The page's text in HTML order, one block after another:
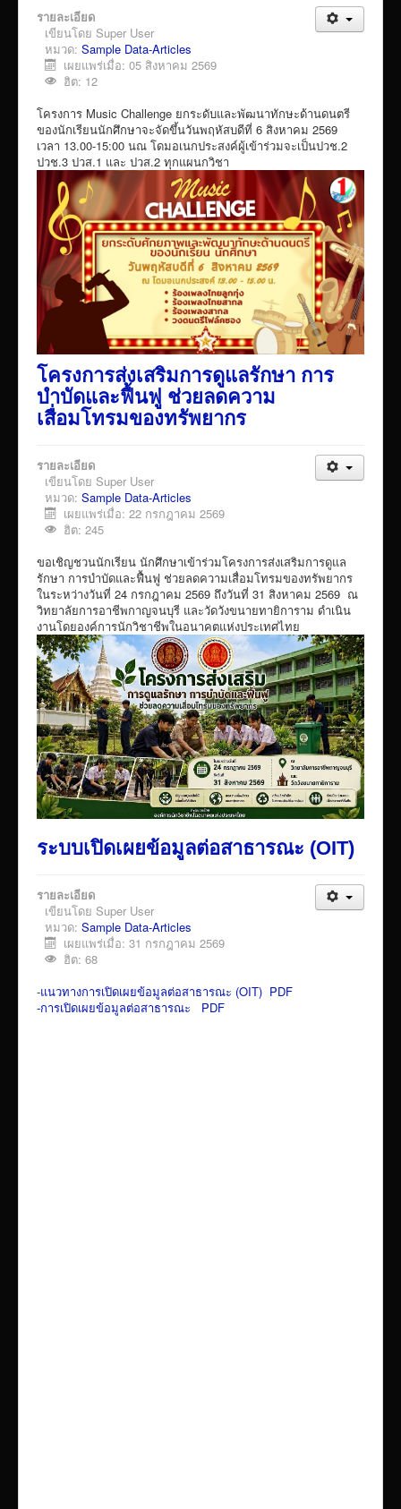
รายละเอียด
เขียนโดย Super User
หมวด: Sample Data-Articles
เผยแพร่เมื่อ: 05 สิงหาคม 2569
ฮิต: 12
โครงการ Music Challenge ยกระดับและพัฒนาทักษะด้านดนตรี
ของนักเรียนนักศึกษาจะจัดขึ้นวันพฤหัสบดีที่ 6 สิงหาคม 2569
เวลา 13.00-15:00 นณ โดมอเนกประสงค์ผู้เข้าร่วมจะเป็นปวช.2
ปวช.3 ปวส.1 และ ปวส.2 ทุกแผนกวิชา
โครงการส่งเสริมการดูแลรักษา การ
บำบัดและฟื้นฟู ช่วยลดความ
เสื่อมโทรมของทรัพยากร
รายละเอียด
เขียนโดย Super User
หมวด: Sample Data-Articles
เผยแพร่เมื่อ: 22 กรกฎาคม 2569
ฮิต: 245
ขอเชิญชวนนักเรียน นักศึกษาเข้าร่วมโครงการส่งเสริมการดูแล
รักษา การบำบัดและฟื้นฟู ช่วยลดความเสื่อมโทรมของทรัพยากร
ในระหว่างวันที่ 24 กรกฎาคม 2569 ถึงวันที่ 31 สิงหาคม 2569 ณ
วิทยาลัยการอาชีพกาญจนบุรี และวัดวังขนายทายิการาม ดำเนิน
งานโดยองค์การนักวิชาชีพในอนาคตแห่งประเทศไทย
ระบบเปิดเผยข้อมูลต่อสาธารณะ (OIT)
รายละเอียด
เขียนโดย Super User
หมวด: Sample Data-Articles
เผยแพร่เมื่อ: 31 กรกฎาคม 2569
ฮิต: 68
-แนวทางการเปิดเผยข้อมูลต่อสาธารณะ (OIT) PDF
-การเปิดเผยข้อมูลต่อสาธารณะ PDF